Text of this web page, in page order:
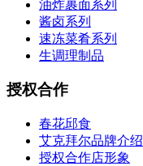
油炸裹面系列
酱卤系列
速冻菜肴系列
生调理制品
授权合作
春花邱食
艾克拜尔品牌介绍
授权合作店形象